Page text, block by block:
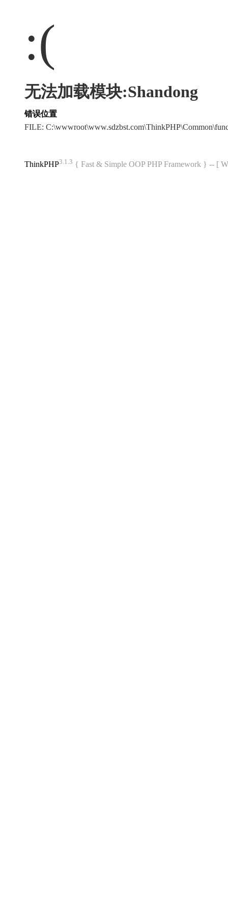
:(
无法加载模块:Shandong
错误位置
FILE:
ThinkPHP3.1.3 { Fast & Simple OOP PHP Framework } -- [